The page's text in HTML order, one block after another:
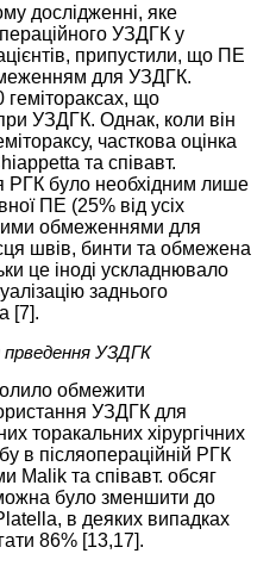
дослідженні, яке
УЗДГК у
припустили, що ПЕ
для УЗДГК.
що
УЗДГК. Однак, коли він
часткова оцінка
та співавт.
РГК було необхідним лише
ПЕ (25% від усіх
обмеженнями для
швів, бинти та обмежена
це іноді ускладнювало
заднього
[7].
УЗДГК
обмежити
УЗДГК для
торакальних хірургічних
в післяопераційній РГК
Malik та співавт. обсяг
можна було зменшити до
в деяких випадках
86% [13,17].